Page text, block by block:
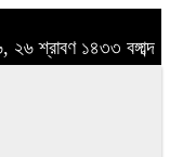
শ্রাবণ ১৪৩৩ বঙ্গাব্দ